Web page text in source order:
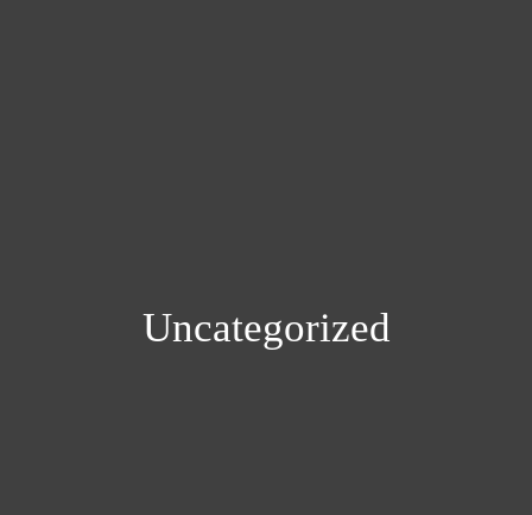
Uncategorized